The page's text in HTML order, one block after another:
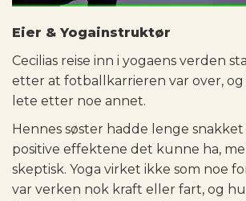
Eier & Yogainstruktør
Cecilias reise inn i yogaens verden
etter at fotballkarrieren var over,
lete etter noe annet.
Hennes søster hadde lenge
positive effektene det kunne ha,
skeptisk. Yoga virket ikke som noe
var verken nok kraft eller fart, og